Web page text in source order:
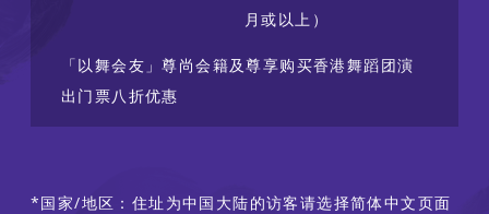
月或以上）
「以舞会友」尊尚会籍及尊享购买香港舞蹈团演
出门票八折优惠
*国家/地区：住址为中国大陆的访客请选择简体中文页面